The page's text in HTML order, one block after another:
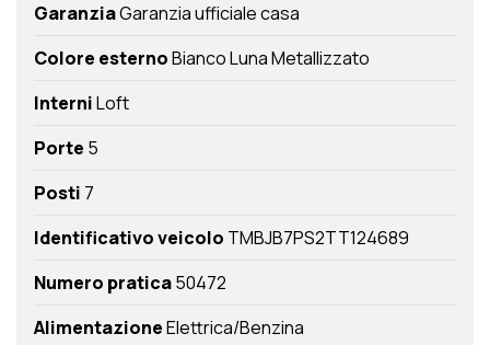
GaranziaGaranzia ufficiale casa
Colore esternoBianco Luna Metallizzato
InterniLoft
Porte 5
Posti 7
Identificativo veicolo TMBJB7PS2TT124689
Numero pratica50472
AlimentazioneElettrica/Benzina